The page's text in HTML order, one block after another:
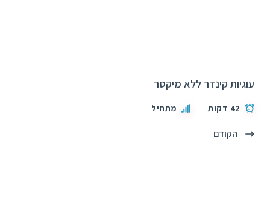
עוגיות קינדר ללא מיקסר
42 דקות מתחיל